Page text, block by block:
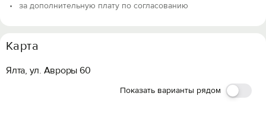
за дополнительную плату по согласованию
Карта
Ялта, ул. Авроры 60
Показать варианты рядом